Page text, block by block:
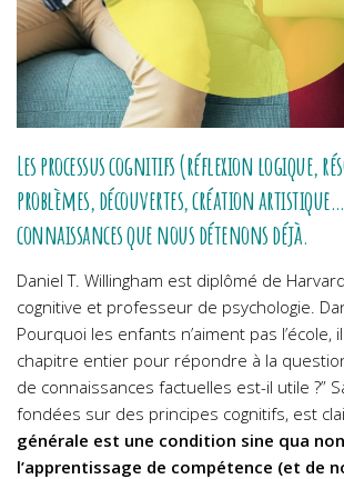
Les processus cognitifs (réflexion logique,
problèmes, découvertes, création
connaissances que nous détenons déjà.
Daniel T. Willingham est diplômé de
cognitive et professeur de psychologie.
Pourquoi les enfants n’aiment pas l’école,
chapitre entier pour répondre à la
de connaissances factuelles est-il utile ?”
fondées sur des principes cognitifs, est
générale est une condition sine qua
l’apprentissage de compétence (et de